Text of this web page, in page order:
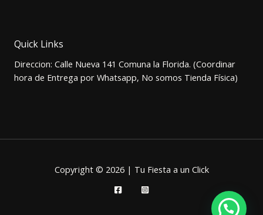
Quick Links
Direccion: Calle Nueva 141 Comuna la Florida. (Coordinar
hora de Entrega por Whatsapp, No somos Tienda Física)
Copyright © 2026 | Tu Fiesta a un Click